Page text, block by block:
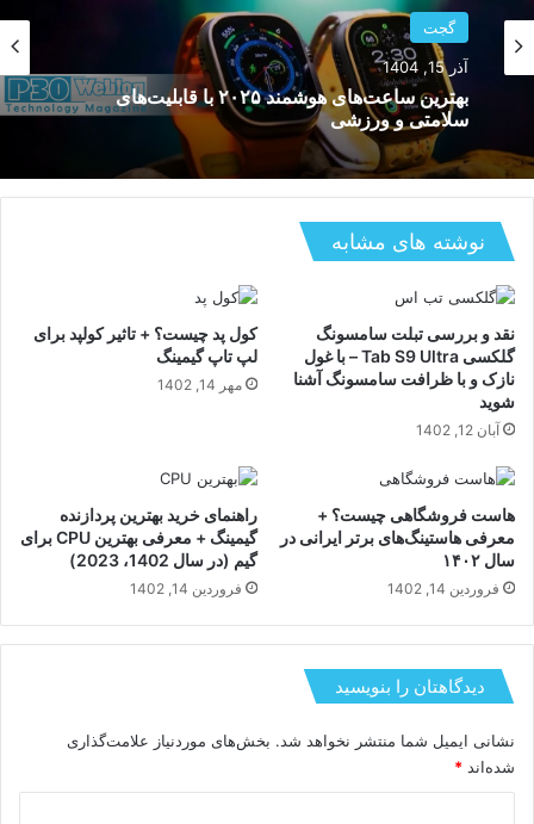
گجت
آذر 15, 1404
سلامتی و ورزشی
گجت
مهر 20, 1404
بهترین کیبوردهای گیمینگ مکانیکی ارزان و باکیفیت
زیر ۵ میلیون تومان
نوشته های مشابه
نقد و بررسی تبلت سامسونگ
گلکسی Tab S9 Ultra – با غول
نازک و با ظرافت سامسونگ آشنا
شوید
آبان 12, 1402
کول پد چیست؟ + تاثیر کولپد برای
لپ تاپ گیمینگ
مهر 14, 1402
هاست فروشگاهی چیست؟ +
معرفی هاستینگ‌های برتر ایرانی در
سال ۱۴۰۲
فروردین 14, 1402
راهنمای خرید بهترین پردازنده
گیمینگ + معرفی بهترین CPU برای
گیم (در سال 1402، 2023)
فروردین 14, 1402
دیدگاهتان را بنویسید
نشانی ایمیل شما منتشر نخواهد شد. بخش‌های موردنیاز علامت‌گذاری
شده‌اند *